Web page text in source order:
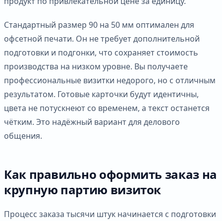
Стандартный размер 90 на 50 мм оптимален для
офсетной печати. Он не требует дополнительной
подготовки и подгонки, что сохраняет стоимость
производства на низком уровне. Вы получаете
профессиональные визитки недорого, но с отличным
результатом. Готовые карточки будут идентичны,
цвета не потускнеют со временем, а текст останется
чётким. Это надёжный вариант для делового
общения.
Как правильно оформить заказ на
крупную партию визиток
Процесс заказа тысячи штук начинается с подготовки